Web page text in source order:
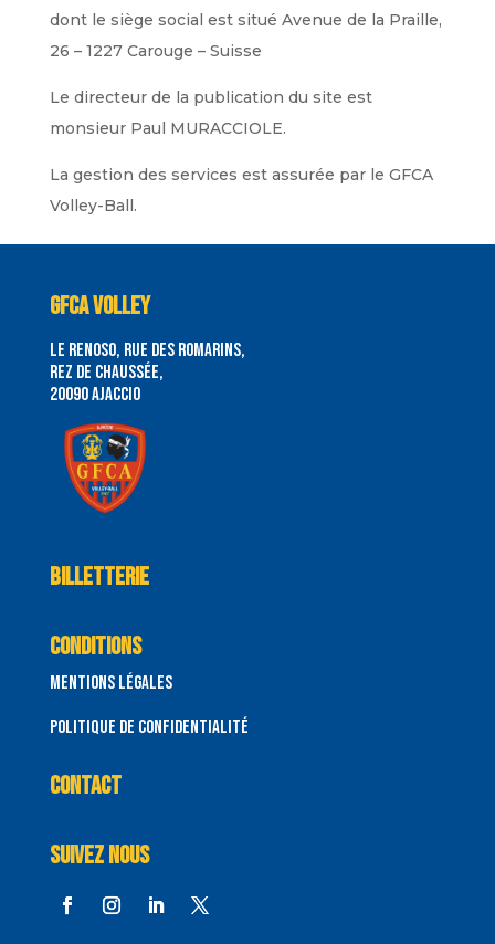
dont le siège social est situé Avenue de la Praille,
26 – 1227 Carouge – Suisse
Le directeur de la publication du site est
monsieur Paul MURACCIOLE.
La gestion des services est assurée par le GFCA
Volley-Ball.
GFCA VOLLEY
le renoso, rue des romarins,
rez de chaussée,
20090 Ajaccio
Billetterie
Conditions
Mentions Légales
Politique de confidentialité
CONTACT
Suivez nous